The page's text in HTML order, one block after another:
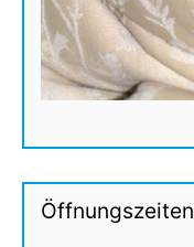
Öffnungszeiten